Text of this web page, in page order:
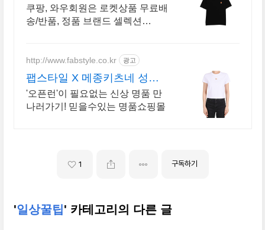
는 와우회원 특가
쿠팡, 와우회원은 로켓상품 무료배
송/반품, 정품 브랜드 셀렉션
더 빠르게!
http://www.fabstyle.co.kr 광고
팹스타일 X 메종키츠네 성수
동 매장
'오픈런'이 필요없는 신상 명품 만
나러가기! 믿을수있는 명품쇼핑몰
1 구독하기
'일상꿀팁' 카테고리의 다른 글